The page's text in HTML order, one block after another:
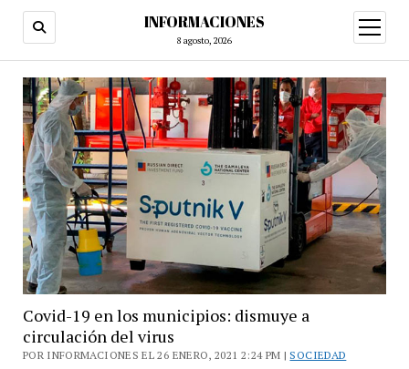
INFORMACIONES
8 agosto, 2026
abrir
menú
Covid-19 en los municipios: dismuye a
circulación del virus
POR INFORMACIONES EL 26 ENERO, 2021 2:24 PM | SOCIEDAD